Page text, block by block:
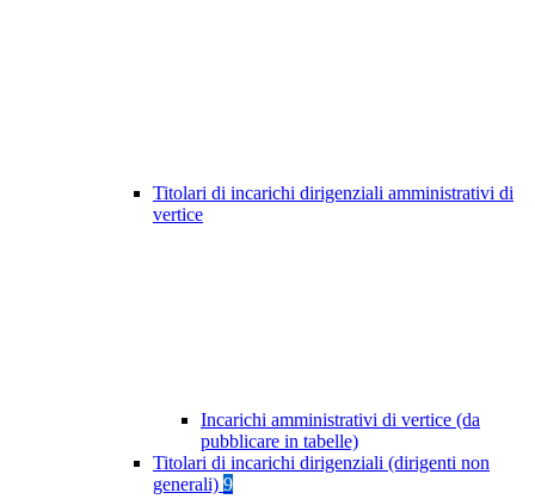
Titolari di incarichi dirigenziali amministrativi di
vertice
Incarichi amministrativi di vertice (da
pubblicare in tabelle)
Titolari di incarichi dirigenziali (dirigenti non
generali) 9